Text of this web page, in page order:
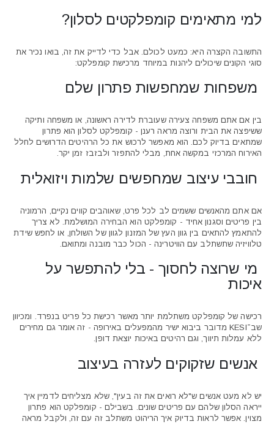
למי מתאימים קומפלקטים לסלון?
התשובה הקצרה היא: כמעט לכולם. אבל כדי לדייק את זה, בואו נכיר את
סוגי הקונים שיכולים ליהנות במיוחד מרכישת קומפלקט:
משפחות שמחפשות פתרון שלם
בין אם אתם משפחה צעירה שעוברת לדירה ראשונה, או משפחה ותיקה
ששיפצה את הבית ורוצה מראה רענן - קומפלקט לסלון הוא פתרון
שמתאים בדיוק לכם. הוא מאפשר לרכוש את כל הרהיטים הדרושים לחלל
האירוח המרכזי במקשה אחת, מבלי להתפזר ולבזבז זמן יקר.
חובבי עיצוב שמחפשים שלמות ויזואלית
אם אתם מהאנשים ששמים לב לכל פרט, שאוהבים קווים נקיים, הרמוניה
בין פריטים וסגנון אחיד - קומפלקט הוא הבחירה המושלמת. לא צריך
להתאמץ להתאים בין גוון העץ של המזנון לגוון של השולחן, או לחפש שידת
טלוויזיה שתשתלב עם הוויטרינה - הכול כבר מובנה ומתואם.
מי שרוצה לחסוך - בלי להתפשר על
איכות
רכישה של קומפלקט משתלמת יותר מאשר רכישת כל פריט בנפרד. ומכיוון
שב־KESI מדובר ביבוא ישיר מהמפעלים באירופה - זה אומר גם מחירים
ללא עמלות תיווך, וגם רהיטים באיכות יוצאת דופן.
אנשים שזקוקים לעזרה בעיצוב
יש לא מעט אנשים ש"לא רואים את זה בעין", שלא מצליחים לדמיין איך
ייראה הסלון שלהם עם פריטים שונים. בשבילם - קומפלקט הוא פתרון
מצוין. אפשר לראות בדיוק איך הריהוט משתלב זה עם זה, ולקבל מראה